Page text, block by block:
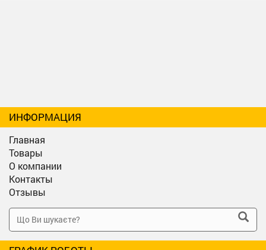
ИНФОРМАЦИЯ
Главная
Товары
О компании
Контакты
Отзывы